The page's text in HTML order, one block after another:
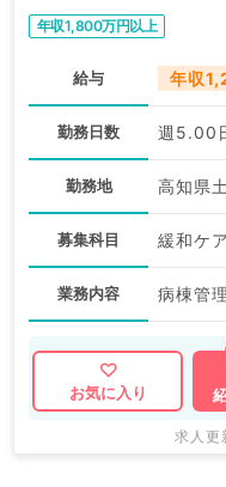
年収1,800万円以上
給与 年収
勤務日数 週5.00
勤務地 高知県
募集科目 緩和ケ
業務内容 病棟管
お気に入り
求人